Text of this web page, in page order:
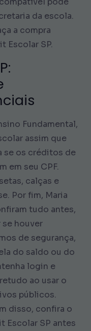
da escola.
a compra
Escolar SP.
Fundamental,
assim que
se os créditos de
em seu CPF.
calças e
Por fim, Maria
tudo antes,
se houver
de segurança,
do saldo ou do
login e
ao usar o
públicos.
disso, confira o
Escolar SP antes